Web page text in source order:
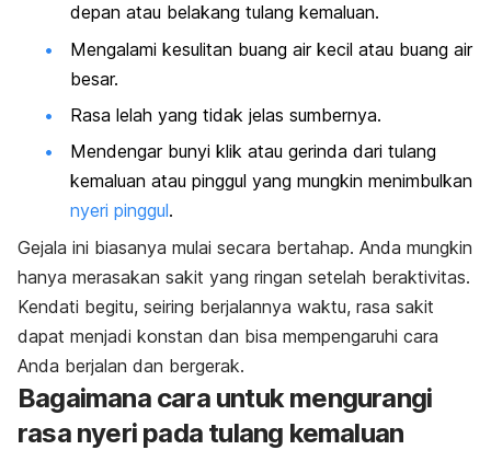
depan atau belakang tulang kemaluan.
Mengalami kesulitan buang air kecil atau buang air
besar.
Rasa lelah yang tidak jelas sumbernya.
Mendengar bunyi klik atau gerinda dari tulang
kemaluan atau pinggul yang mungkin menimbulkan
nyeri pinggul.
Gejala ini biasanya mulai secara bertahap. Anda mungkin
hanya merasakan sakit yang ringan setelah beraktivitas.
Kendati begitu, seiring berjalannya waktu, rasa sakit
dapat menjadi konstan dan bisa mempengaruhi cara
Anda berjalan dan bergerak.
Bagaimana cara untuk mengurangi
rasa nyeri pada tulang kemaluan